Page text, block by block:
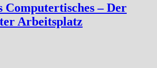
Computertisches – Der
Arbeitsplatz